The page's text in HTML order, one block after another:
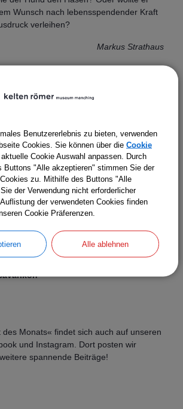
Wunsch nach lebensspendender Kraft
verleihen?
Markus Strathaus
des Monats« findet sich auch auf unseren
und Instagram. Dort posten wir
spannende Beiträge!
Benutzererlebnis zu bieten, verwenden
Cookies. Sie können über die Cookie
aktuelle Cookie Auswahl anpassen. Durch
Buttons "Alle akzeptieren" stimmen Sie der
zu. Mithilfe des Buttons "Alle
der Verwendung nicht erforderlicher
der verwendeten Cookies finden
Cookie Präferenzen.
Alle ablehnen